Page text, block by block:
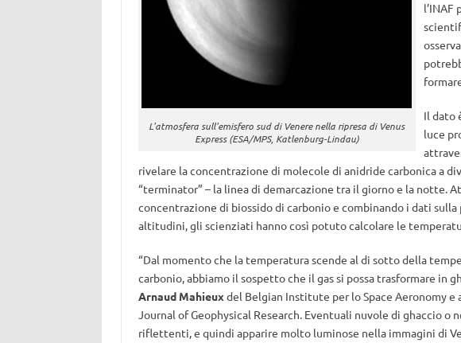
L'atmosfera sull'emisfero sud di Venere nella ripresa di Venus
Express (ESA/MPS, Katlenburg-Lindau)
Il dato
luce
rivelare la concentrazione di molecole di anidride carbonica a
“terminator” – la linea di demarcazione tra il giorno e la notte.
concentrazione di biossido di carbonio e combinando i dati sulla
altitudini, gli scienziati hanno così potuto calcolare le
“Dal momento che la temperatura scende al di sotto della
carbonio, abbiamo il sospetto che il gas si possa trasformare in
Arnaud Mahieuxdel Belgian Institute per lo Space Aeronomy e
Journal of Geophysical Research. Eventuali nuvole di ghaccio o
riflettenti, e quindi apparire molto luminose nella immagini di